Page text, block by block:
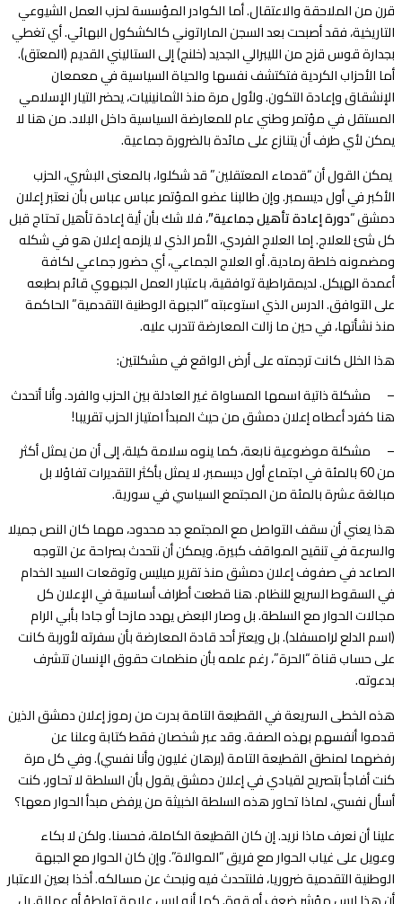
قرن من الملاحقة والاعتقال. أما الكوادر المؤسسة لحزب العمل الشيوعي
التاريخية، فقد أصبحت بعد السجن الماراتوني كالكشكول البهائي. أي تغطي
بجدارة قوس قزح من الليبرالي الجديد (خلنج) إلى الستاليني القديم (المعتق).
أما الأحزاب الكردية فتكتشف نفسها والحياة السياسية في معمعان
الإنشقاق وإعادة التكون. ولأول مرة منذ الثمانينيات، يحضر التيار الإسلامي
المستقل في مؤتمر وطني عام للمعارضة السياسية داخل البلاد. من هنا لا
يمكن لأي طرف أن يتنازع على مائدة بالضرورة جماعية.
يمكن القول أن “قدماء المعتقلين” قد شكلوا، بالمعنى البشري، الحزب
الأكبر في أول ديسمبر. وإن طالبنا عضو المؤتمر عباس عباس بأن نعتبر إعلان
دمشق “دورة إعادة تأهيل جماعية”، فلا شك بأن أية إعادة تأهيل تحتاج قبل
كل شئ للعلاج. إما العلاج الفردي، الأمر الذي لا يلزمه إعلان هو في شكله
ومضمونه خلطة رمادية. أو العلاج الجماعي، أي حضور جماعي لكافة
أعمدة الهيكل. لديمقراطية توافقية، باعتبار العمل الجبهوي قائم بطبعه
على التوافق. الدرس الذي استوعبته “الجبهة الوطنية التقدمية” الحاكمة
منذ نشأتها، في حين ما زالت المعارضة تتدرب عليه.
هذا الخلل كانت ترجمته على أرض الواقع في مشكلتين:
– مشكلة ذاتية اسمها المساواة غير العادلة بين الحزب والفرد. وأنا أتحدث
هنا كفرد أعطاه إعلان دمشق من حيث المبدأ امتياز الحزب تقريبا!
– مشكلة موضوعية نابعة، كما ينوه سلامة كيلة، إلى أن من يمثل أكثر
من 60 بالمئة في اجتماع أول ديسمبر، لا يمثل بأكثر التقديرات تفاؤلا بل
مبالغة عشرة بالمئة من المجتمع السياسي في سورية.
هذا يعني أن سقف التواصل مع المجتمع جد محدود، مهما كان النص جميلا
والسرعة في تنقيح المواقف كبيرة. ويمكن أن نتحدث بصراحة عن التوجه
الصاعد في صفوف إعلان دمشق منذ تقرير ميليس وتوقعات السيد الخدام
في السقوط السريع للنظام. هنا قطعت أطراف أساسية في الإعلان كل
مجالات الحوار مع السلطة. بل وصار البعض يهدد مازحا أو جادا بأبي الرام
(اسم الدلع لرامسفلد). بل ويعتز أحد قادة المعارضة بأن سفرته لأوربة كانت
على حساب قناة “الحرة”، رغم علمه بأن منظمات حقوق الإنسان تتشرف
بدعوته.
هذه الخطى السريعة في القطيعة التامة بدرت من رموز إعلان دمشق الذين
قدموا أنفسهم بهذه الصفة. وقد عبر شخصان فقط كتابة وعلنا عن
رفضهما لمنطق القطيعة التامة (برهان غليون وأنا نفسي). وفي كل مرة
كنت أفاجأ بتصريح لقيادي في إعلان دمشق يقول بأن السلطة لا تحاور، كنت
أسأل نفسي، لماذا تحاور هذه السلطة الخبيثة من يرفض مبدأ الحوار معها؟
علينا أن نعرف ماذا نريد. إن كان القطيعة الكاملة، فحسنا. ولكن لا بكاء
وعويل على غياب الحوار مع فريق “الموالاة”. وإن كان الحوار مع الجبهة
الوطنية التقدمية ضروريا، فلنتحدث فيه ونبحث عن مسالكه. أخذا بعين الاعتبار